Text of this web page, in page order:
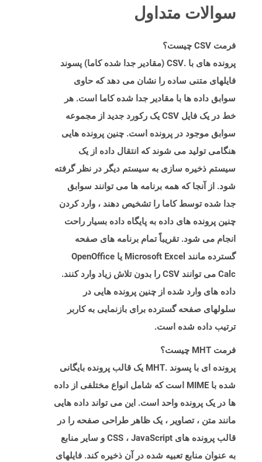
سوالات متداول
فرمت CSV چیست؟
پرونده های با .CSV (مقادیر جدا شده کاما) پسوند
فایلهای متنی ساده را نشان می دهد که حاوی
سوابق داده ها با مقادیر جدا شده کاما است. هر
خط در یک فایل CSV یک رکورد جدید از مجموعه
سوابق موجود در پرونده است. چنین پرونده هایی
هنگامی تولید می شوند که انتقال داده از یک
سیستم ذخیره سازی به سیستم دیگر در نظر گرفته
شود. از آنجا که همه برنامه ها می توانند سوابق
جدا شده توسط کاما را تشخیص دهند ، وارد کردن
چنین پرونده های داده به پایگاه داده بسیار راحت
انجام می شود. تقریباً تمام برنامه های صفحه
گسترده مانند Microsoft Excel یا OpenOffice
Calc می توانند CSV را بدون تلاش زیاد وارد کنند.
داده های وارد شده از چنین پرونده هایی در
سلولهای صفحه گسترده برای بازنمایی به کاربر
ترتیب داده شده است.
فرمت MHT چیست؟
پرونده ای با پسوند .MHT یک قالب پرونده بایگانی
شده با MIME است که شامل انواع مختلفی از داده
ها در یک پرونده واحد است. این می تواند داده هایی
مانند متن ، تصاویر ، یک ظاهر طراحی صفحه را در
قالب پرونده های CSS ، JavaScript و سایر منابع
به عنوان منابع تعبیه شده در آن ذخیره کند. فایلهای